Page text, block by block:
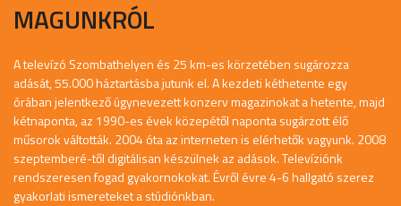
MAGUNKRÓL
A televízó Szombathelyen és 25 km-es körzetében sugározza
adását, 55.000 háztartásba jutunk el. A kezdeti kéthetente egy
órában jelentkező úgynevezett konzerv magazinokat a hetente, majd
kétnaponta, az 1990-es évek közepétől naponta sugárzott élő
műsorok váltották. 2004 óta az interneten is elérhetők vagyunk. 2008
szeptemberé-től digitálisan készülnek az adások. Televíziónk
rendszeresen fogad gyakornokokat. Évről évre 4-6 hallgató szerez
gyakorlati ismereteket a stúdiónkban.